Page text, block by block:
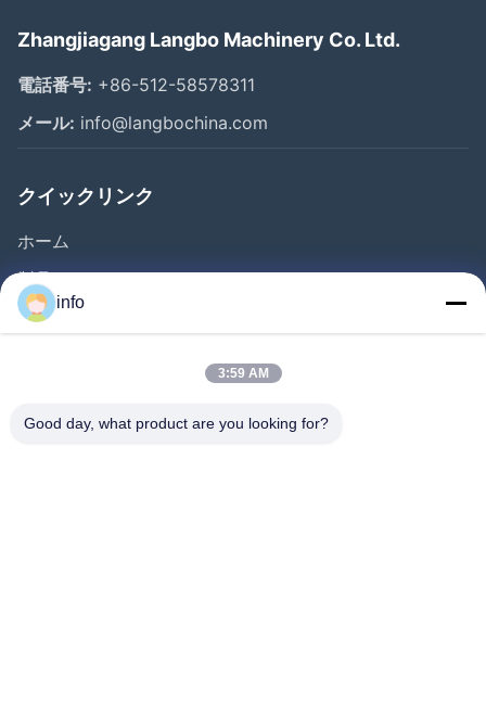
Zhangjiagang Langbo Machinery Co. Ltd.
電話番号: +86-512-58578311
メール: info@langbochina.com
クイックリンク
ホーム
製品
ビデオ
品質管理
info
3:59 AM
Good day, what product are you looking for?